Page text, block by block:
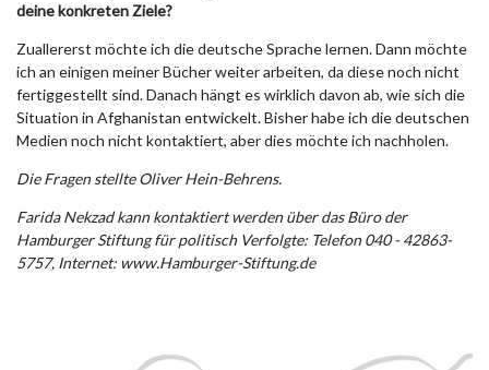
deine konkreten Ziele?
Zuallererst möchte ich die deutsche Sprache lernen. Dann möchte
ich an einigen meiner Bücher weiter arbeiten, da diese noch nicht
fertiggestellt sind. Danach hängt es wirklich davon ab, wie sich die
Situation in Afghanistan entwickelt. Bisher habe ich die deutschen
Medien noch nicht kontaktiert, aber dies möchte ich nachholen.
Die Fragen stellte Oliver Hein-Behrens.
Farida Nekzad kann kontaktiert werden über das Büro der
Hamburger Stiftung für politisch Verfolgte: Telefon 040 - 42863-
5757, Internet: www.Hamburger-Stiftung.de